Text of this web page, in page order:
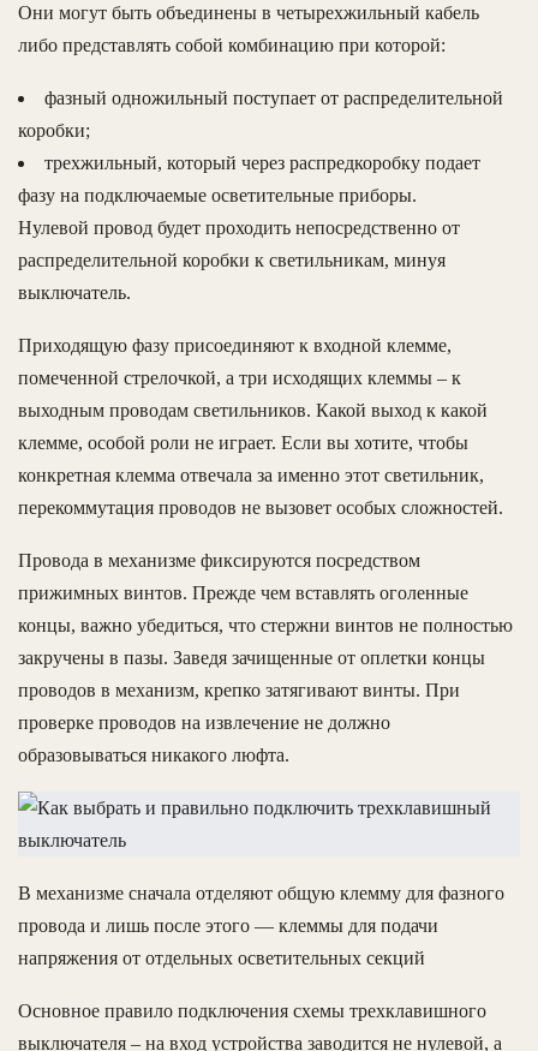
Они могут быть объединены в четырехжильный кабель
либо представлять собой комбинацию при которой:
фазный одножильный поступает от распределительной
коробки;
трехжильный, который через распредкоробку подает
фазу на подключаемые осветительные приборы.
Нулевой провод будет проходить непосредственно от
распределительной коробки к светильникам, минуя
выключатель.
Приходящую фазу присоединяют к входной клемме,
помеченной стрелочкой, а три исходящих клеммы – к
выходным проводам светильников. Какой выход к какой
клемме, особой роли не играет. Если вы хотите, чтобы
конкретная клемма отвечала за именно этот светильник,
перекоммутация проводов не вызовет особых сложностей.
Провода в механизме фиксируются посредством
прижимных винтов. Прежде чем вставлять оголенные
концы, важно убедиться, что стержни винтов не полностью
закручены в пазы. Заведя зачищенные от оплетки концы
проводов в механизм, крепко затягивают винты. При
проверке проводов на извлечение не должно
образовываться никакого люфта.
В механизме сначала отделяют общую клемму для фазного
провода и лишь после этого — клеммы для подачи
напряжения от отдельных осветительных секций
Основное правило подключения схемы трехклавишного
выключателя – на вход устройства заводится не нулевой, а